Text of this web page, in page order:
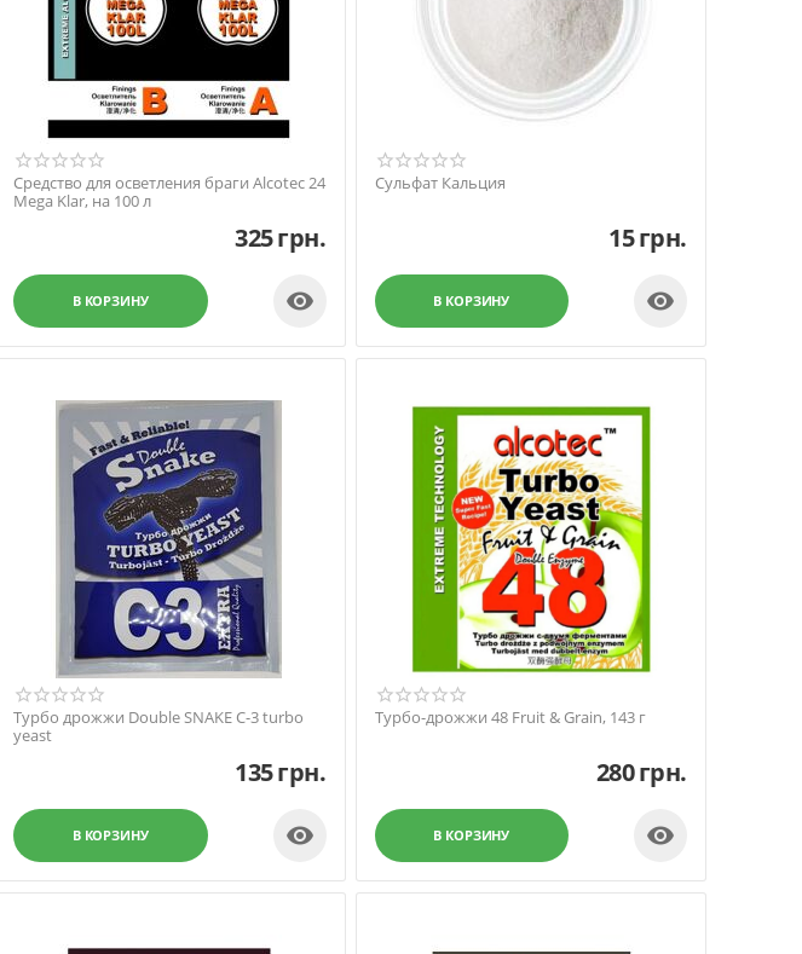
Средство для осветления браги Alcotec 24
Mega Klar, на 100 л
325грн.
В КОРЗИНУ 
Сульфат Кальция
15грн.
В КОРЗИНУ 
Турбо дрожжи Double SNAKE C-3 turbo
yeast
135грн.
В КОРЗИНУ 
Турбо-дрожжи 48 Fruit & Grain, 143 г
280грн.
В КОРЗИНУ 